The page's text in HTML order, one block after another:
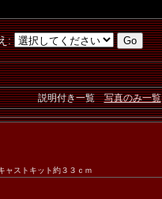
:
説明付き一覧写真のみ一覧
ャストキット約３３ｃｍ